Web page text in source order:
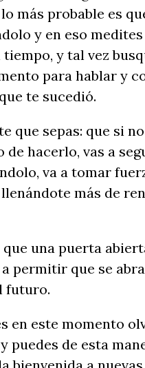
más probable es
y en eso
y tal vez
para hablar y
te sucedió.
que sepas: que si
de hacerlo, vas a
va a tomar
más de
una puerta
a permitir que se
futuro.
en este momento
puedes de esta